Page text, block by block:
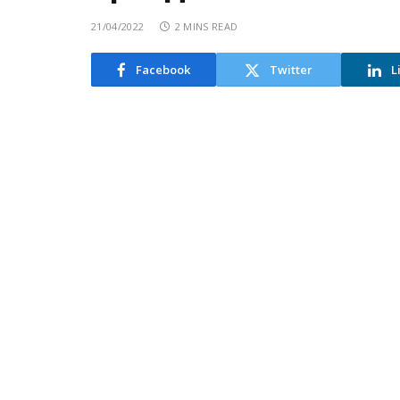
21/04/2022 2 MINS READ
Facebook Twitter